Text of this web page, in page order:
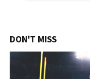
DON'T MISS